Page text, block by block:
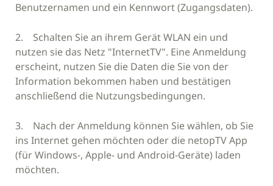
Benutzernamen und ein Kennwort (Zugangsdaten).
2. Schalten Sie an ihrem Gerät WLAN ein und
nutzen sie das Netz "InternetTV". Eine Anmeldung
erscheint, nutzen Sie die Daten die Sie von der
Information bekommen haben und bestätigen
anschließend die Nutzungsbedingungen.
3. Nach der Anmeldung können Sie wählen, ob Sie
ins Internet gehen möchten oder die netopTV App
(für Windows-, Apple- und Android-Geräte) laden
möchten.